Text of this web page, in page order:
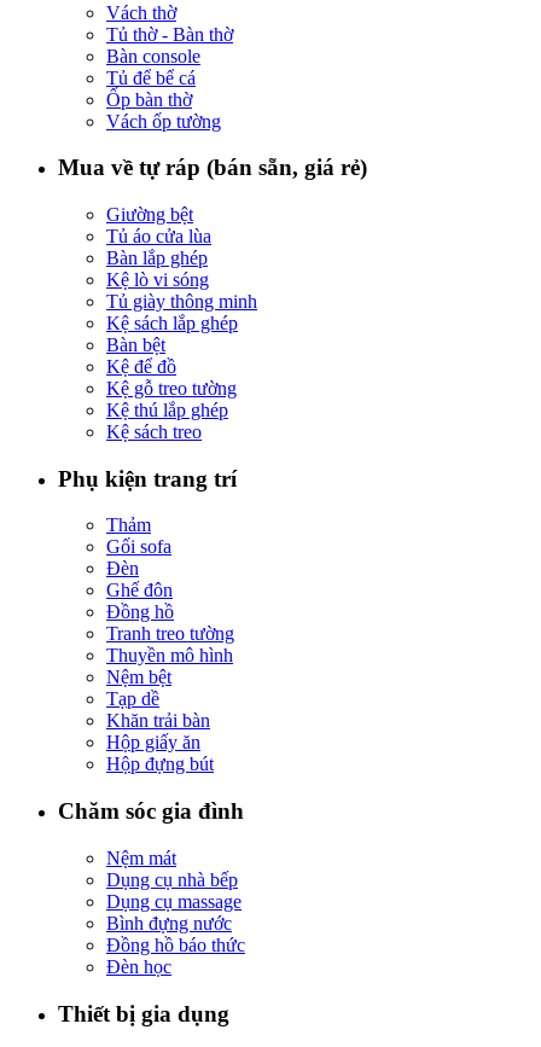
Vách thờ
Tủ thờ - Bàn thờ
Bàn console
Tủ để bể cá
Ốp bàn thờ
Vách ốp tường
Mua về tự ráp (bán sẵn, giá rẻ)
Giường bệt
Tủ áo cửa lùa
Bàn lắp ghép
Kệ lò vi sóng
Tủ giày thông minh
Kệ sách lắp ghép
Bàn bệt
Kệ để đồ
Kệ gỗ treo tường
Kệ thú lắp ghép
Kệ sách treo
Phụ kiện trang trí
Thảm
Gối sofa
Đèn
Ghế đôn
Đồng hồ
Tranh treo tường
Thuyền mô hình
Nệm bệt
Tạp dề
Khăn trải bàn
Hộp giấy ăn
Hộp đựng bút
Chăm sóc gia đình
Nệm mát
Dụng cụ nhà bếp
Dụng cụ massage
Bình đựng nước
Đồng hồ báo thức
Đèn học
Thiết bị gia dụng